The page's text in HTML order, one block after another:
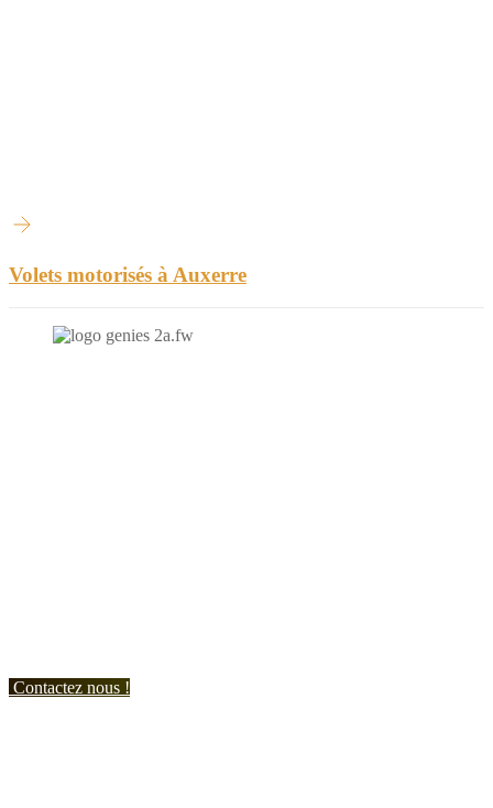
Volets motorisés à Auxerre
Contactez nous !